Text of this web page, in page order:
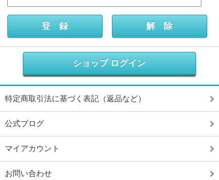
ショップ ログイン
特定商取引法に基づく表記（返品など）
公式ブログ
マイアカウント
お問い合わせ